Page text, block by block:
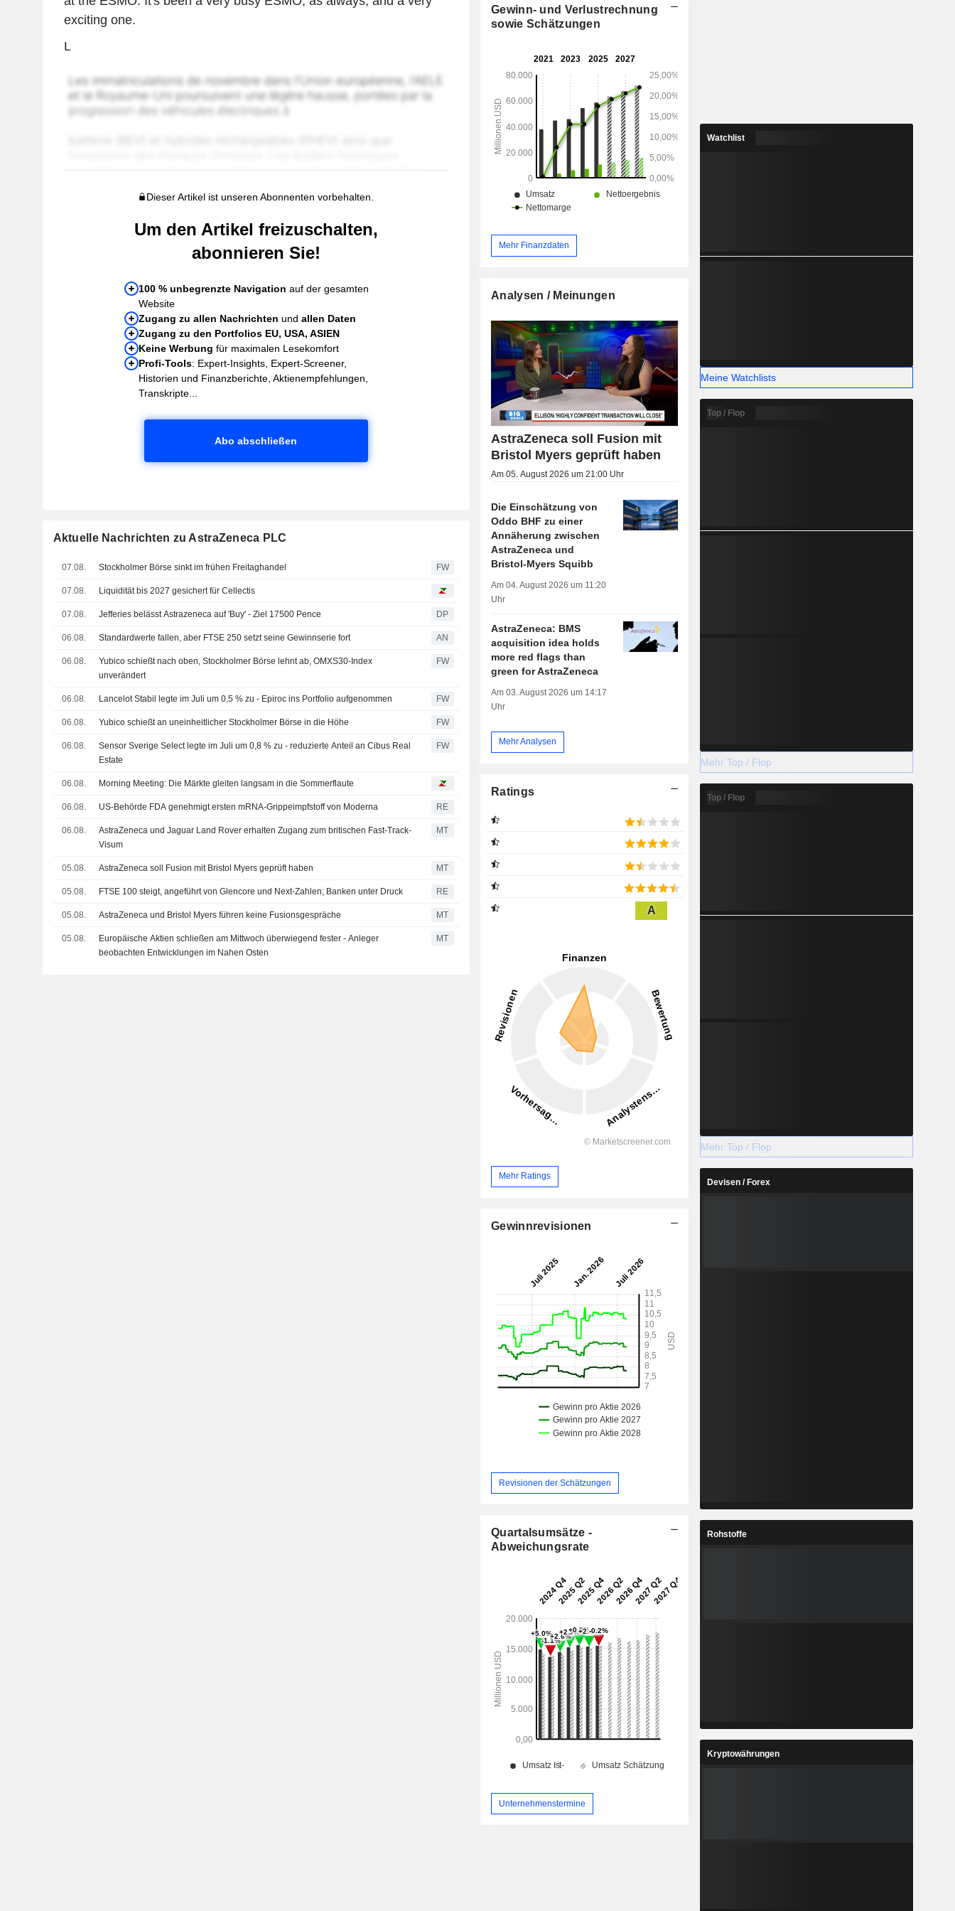
exciting one.
L
Dieser Artikel ist unseren Abonnenten vorbehalten.
Um den Artikel freizuschalten,
abonnieren Sie!
100 % unbegrenzte Navigation auf der gesamten
Website
Zugang zu allen Nachrichten undallen Daten
Zugang zu den Portfolios EU, USA, ASIEN
Keine Werbung für maximalen Lesekomfort
Profi-Tools: Expert-Insights, Expert-Screener,
Historien und Finanzberichte, Aktienempfehlungen,
Transkripte...
Abo abschließen
Aktuelle Nachrichten zu AstraZeneca PLC
07.08. Stockholmer Börse sinkt im frühen Freitaghandel FW
07.08. Liquidität bis 2027 gesichert für Cellectis
07.08. Jefferies belässt Astrazeneca auf 'Buy' - Ziel 17500 Pence DP
06.08. Standardwerte fallen, aber FTSE 250 setzt seine Gewinnserie fort AN
06.08.
Yubico schießt nach oben, Stockholmer Börse lehnt ab, OMXS30-Index
unverändert
FW
06.08. Lancelot Stabil legte im Juli um 0,5 % zu - Epiroc ins Portfolio aufgenommen FW
06.08. Yubico schießt an uneinheitlicher Stockholmer Börse in die Höhe FW
06.08.
Sensor Sverige Select legte im Juli um 0,8 % zu - reduzierte Anteil an Cibus Real
Estate
FW
06.08. Morning Meeting: Die Märkte gleiten langsam in die Sommerflaute
06.08. US-Behörde FDA genehmigt ersten mRNA-Grippeimpfstoff von Moderna RE
06.08.
AstraZeneca und Jaguar Land Rover erhalten Zugang zum britischen Fast-Track-
Visum
MT
05.08. AstraZeneca soll Fusion mit Bristol Myers geprüft haben MT
05.08. FTSE 100 steigt, angeführt von Glencore und Next-Zahlen; Banken unter Druck RE
05.08. AstraZeneca und Bristol Myers führen keine Fusionsgespräche MT
05.08.
Europäische Aktien schließen am Mittwoch überwiegend fester - Anleger
beobachten Entwicklungen im Nahen Osten
MT
Gewinn- und Verlustrechnung
sowie Schätzungen
Mehr Finanzdaten
Analysen / Meinungen
AstraZeneca soll Fusion mit
Bristol Myers geprüft haben
Am 05. August 2026 um 21:00 Uhr
Die Einschätzung von
Oddo BHF zu einer
Annäherung zwischen
AstraZeneca und
Bristol-Myers Squibb
Am 04. August 2026 um 11:20
Uhr
AstraZeneca: BMS
acquisition idea holds
more red flags than
green for AstraZeneca
Am 03. August 2026 um 14:17
Uhr
Mehr Analysen
Ratings
A
Mehr Ratings
Gewinnrevisionen
Revisionen der Schätzungen
Quartalsumsätze -
Abweichungsrate
Unternehmenstermine
Watchlist
Meine Watchlists
Top / Flop
Mehr Top / Flop
Top / Flop
Mehr Top / Flop
Devisen / Forex
Rohstoffe
Kryptowährungen